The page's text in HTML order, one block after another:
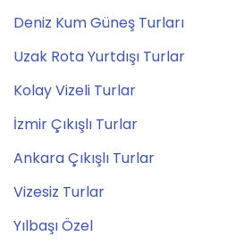
Deniz Kum Güneş Turları
Uzak Rota Yurtdışı Turlar
Kolay Vizeli Turlar
İzmir Çıkışlı Turlar
Ankara Çıkışlı Turlar
Vizesiz Turlar
Yılbaşı Özel